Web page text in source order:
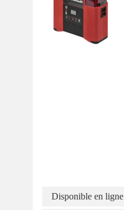
Disponible en ligne